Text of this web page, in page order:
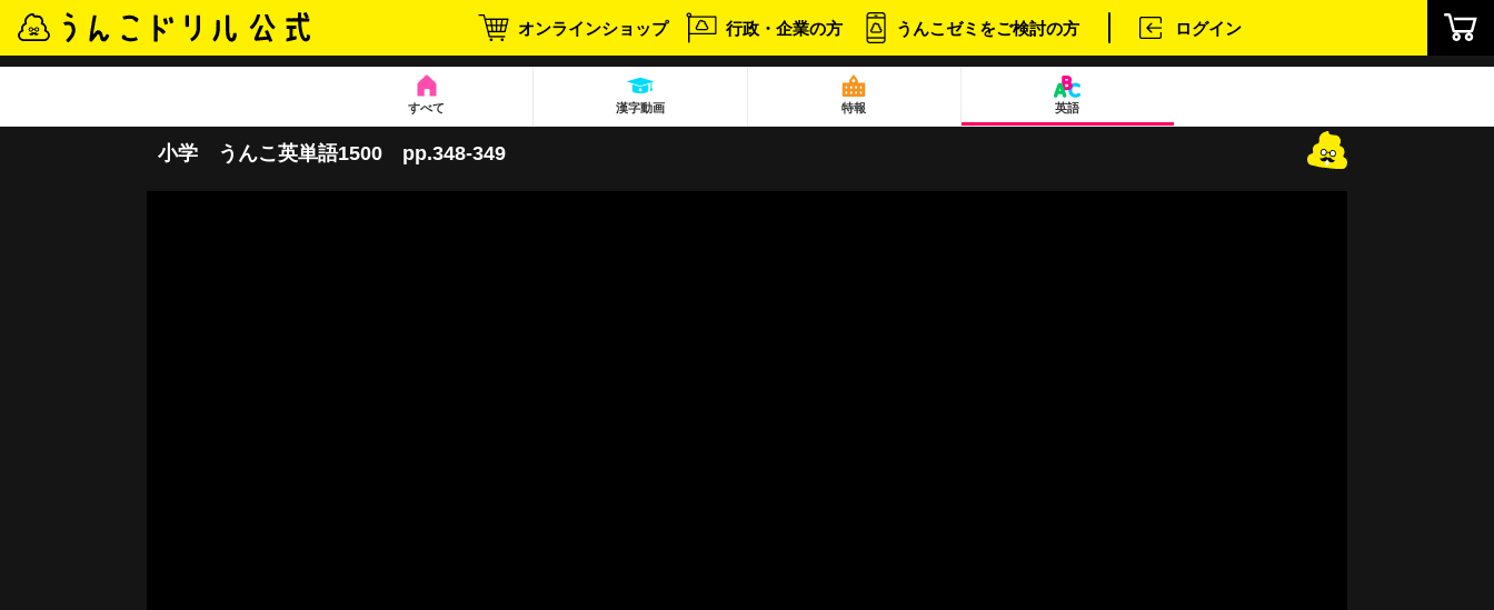
オンラインショップ 行政・企業の方 うんこゼミをご検討の方 ログイン
すべて 漢字動画 特報 英語
小学 うんこ英単語1500 pp.348-349